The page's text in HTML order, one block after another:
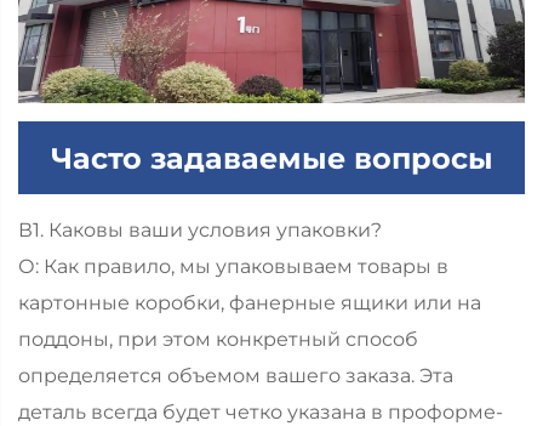
Часто задаваемые вопросы
В1. Каковы ваши условия упаковки?
О: Как правило, мы упаковываем товары в
картонные коробки, фанерные ящики или на
поддоны, при этом конкретный способ
определяется объемом вашего заказа. Эта
деталь всегда будет четко указана в проформе-